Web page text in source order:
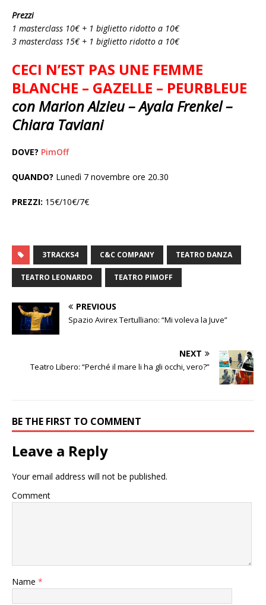
Prezzi
1 masterclass 10€ + 1 biglietto ridotto a 10€
3 masterclass 15€ + 1 biglietto ridotto a 10€
CECI N’EST PAS UNE FEMME
BLANCHE – GAZELLE – PEURBLEUE
con Marion Alzieu – Ayala Frenkel –
Chiara Taviani
DOVE? PimOff
QUANDO? Lunedì 7 novembre ore 20.30
PREZZI: 15€/10€/7€
3TRACKS4 C&C COMPANY TEATRO DANZA
TEATRO LEONARDO TEATRO PIMOFF
PREVIOUS
Spazio Avirex Tertulliano: “Mi voleva la Juve”
NEXT
Teatro Libero: “Perché il mare li ha gli occhi, vero?”
BE THE FIRST TO COMMENT
Leave a Reply
Your email address will not be published.
Comment
Name *